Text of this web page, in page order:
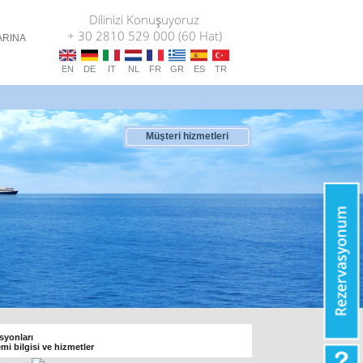
Dilinizi Konuşuyoruz
+ 30 2810 529 000 (60 Hat)
EN DE IT NL FR GR ES TR
Müşteri hizmetleri
bilgisi ve hizmetler